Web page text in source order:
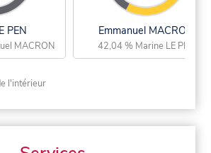
PEN
MACRON
Emmanuel MACRON
42,04 % Marine LE PEN
l'intérieur